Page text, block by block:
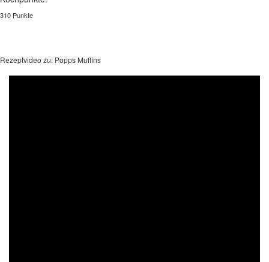
310 Punkte
Rezeptvideo zu: Popps Muffins